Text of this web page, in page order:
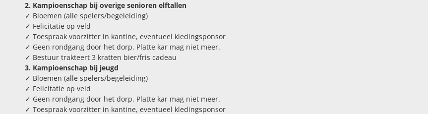
2. Kampioenschap bij overige senioren elftallen
✓ Bloemen (alle spelers/begeleiding)
✓ Felicitatie op veld
✓ Toespraak voorzitter in kantine, eventueel kledingsponsor
✓ Geen rondgang door het dorp. Platte kar mag niet meer.
✓ Bestuur trakteert 3 kratten bier/fris cadeau
3. Kampioenschap bij jeugd
✓ Bloemen (alle spelers/begeleiding)
✓ Felicitatie op veld
✓ Geen rondgang door het dorp. Platte kar mag niet meer.
✓ Toespraak voorzitter in kantine, eventueel kledingsponsor